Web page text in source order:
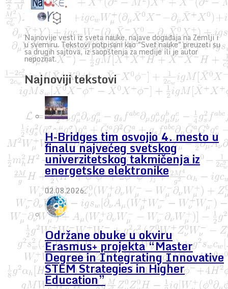
Najnovije vesti iz sveta nauke, najave događaja na Zemlji i
u svemiru. Tekstovi potpisani kao "Svet nauke" preuzeti su
sa drugih sajtova, iz saopštenja za medije ili je autor
nepoznat.
Najnoviji tekstovi
H-Bridges tim osvojio 4. mesto u
finalu najvećeg svetskog
univerzitetskog takmičenja iz
energetske elektronike
02.08.2026.
Održane obuke u okviru
Erasmus+ projekta “Master
Degree in Integrating Innovative
STEM Strategies in Higher
Education”